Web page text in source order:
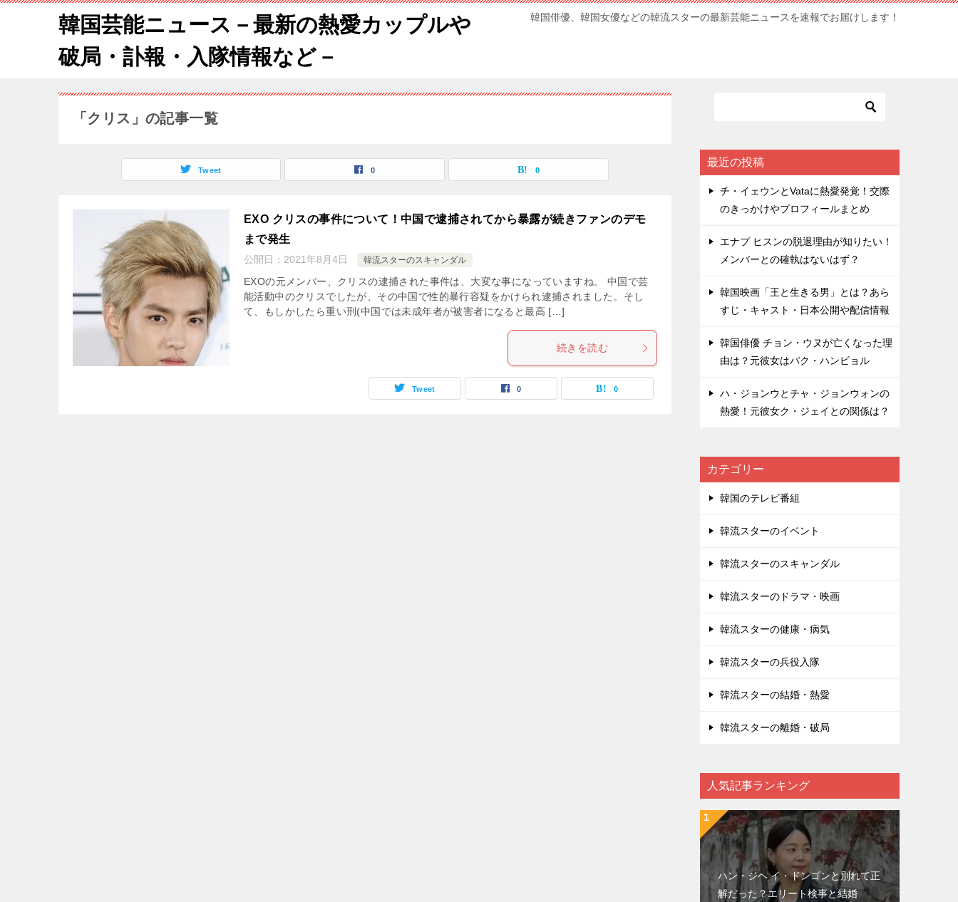
韓国芸能ニュース－最新の熱愛カップルや
破局・訃報・入隊情報など－
韓国俳優、韓国女優などの韓流スターの最新芸能ニュースを速報でお届けします！
「クリス」の記事一覧
Tweet 0 0
EXO クリスの事件について！中国で逮捕されてから暴露が続きファンのデモ
まで発生
公開日： 2021年8月4日 韓流スターのスキャンダル
EXOの元メンバー、クリスの逮捕された事件は、大変な事になっていますね。 中国で芸
能活動中のクリスでしたが、その中国で性的暴行容疑をかけられ逮捕されました。そし
て、もしかしたら重い刑(中国では未成年者が被害者になると最高 […]
続きを読む
Tweet 0 0
最近の投稿
チ・イェウンとVataに熱愛発覚！交際
のきっかけやプロフィールまとめ
エナプ ヒスンの脱退理由が知りたい！
メンバーとの確執はないはず？
韓国映画「王と生きる男」とは？あら
すじ・キャスト・日本公開や配信情報
韓国俳優 チョン・ウヌが亡くなった理
由は？元彼女はパク・ハンビョル
ハ・ジョンウとチャ・ジョンウォンの
熱愛！元彼女ク・ジェイとの関係は？
カテゴリー
韓国のテレビ番組
韓流スターのイベント
韓流スターのスキャンダル
韓流スターのドラマ・映画
韓流スターの健康・病気
韓流スターの兵役入隊
韓流スターの結婚・熱愛
韓流スターの離婚・破局
人気記事ランキング
ハン・ジヘ イ・ドンゴンと別れて正
解だった？エリート検事と結婚